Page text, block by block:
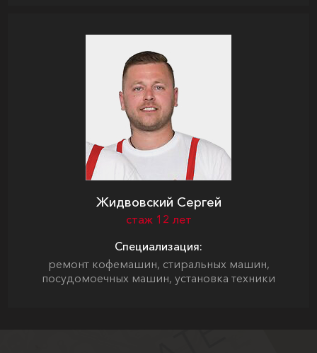
Жидвовский Сергей
стаж 12 лет
Специализация:
ремонт кофемашин, стиральных машин,
посудомоечных машин, установка техники